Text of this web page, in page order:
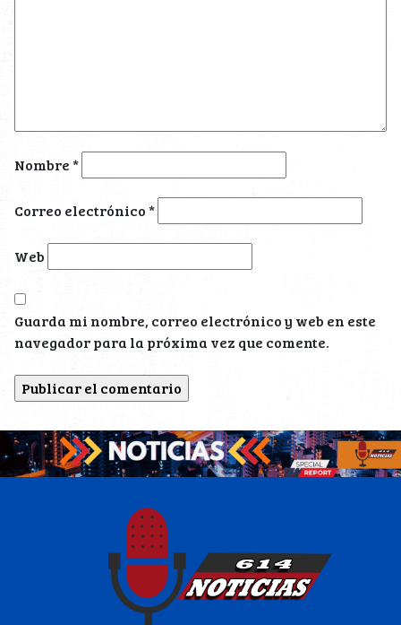
Nombre*
Correo electrónico*
Web
Guarda mi nombre, correo electrónico y web en este
navegador para la próxima vez que comente.